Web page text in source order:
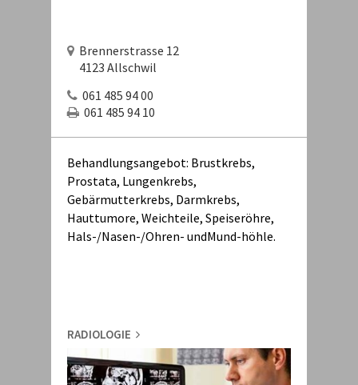
Brennerstrasse 12
4123 Allschwil
061 485 94 00
061 485 94 10
Behandlungsangebot: Brustkrebs,
Prostata, Lungenkrebs,
Gebärmutterkrebs, Darmkrebs,
Hauttumore, Weichteile, Speiseröhre,
Hals-/Nasen-/Ohren- undMund-höhle.
RADIOLOGIE